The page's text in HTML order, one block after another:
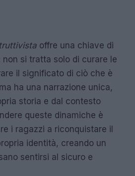
offre una chiave di
si tratta solo di curare le
il significato di ciò che è
ha una narrazione unica,
storia e dal contesto
queste dinamiche è
i ragazzi a riconquistare il
identità, creando un
sentirsi al sicuro e